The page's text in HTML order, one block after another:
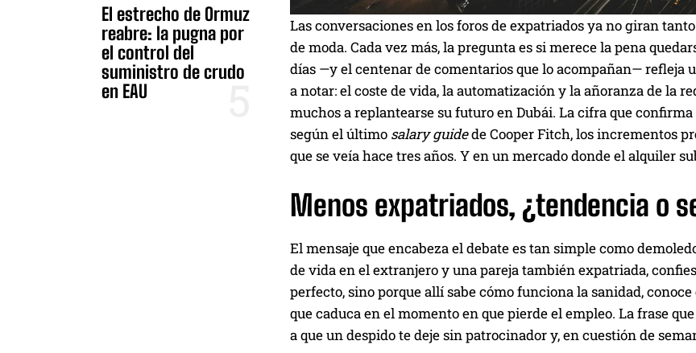
El estrecho de Ormuz
reabre: la pugna por
el control del
suministro de crudo
en EAU
Las conversaciones en los foros de expatriados ya no giran
de moda. Cada vez más, la pregunta es si merece la pena
días —y el centenar de comentarios que lo acompañan— refleja
a notar: el coste de vida, la automatización y la añoranza de la
muchos a replantearse su futuro en Dubái. La cifra que
según el último salary guidede Cooper Fitch, los incrementos
que se veía hace tres años. Y en un mercado donde el alquiler
Menos expatriados, ¿tendencia o
El mensaje que encabeza el debate es tan simple como
de vida en el extranjero y una pareja también expatriada,
perfecto, sino porque allí sabe cómo funciona la sanidad,
que caduca en el momento en que pierde el empleo. La frase
a que un despido te deje sin patrocinador y, en cuestión de